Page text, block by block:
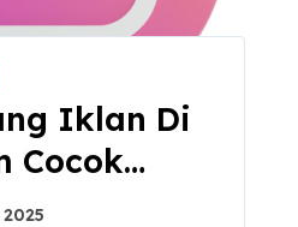
Iklan Di
Cocok
Harga